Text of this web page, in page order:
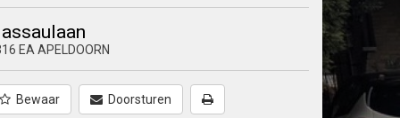
EA APELDOORN
Bewaar Doorsturen